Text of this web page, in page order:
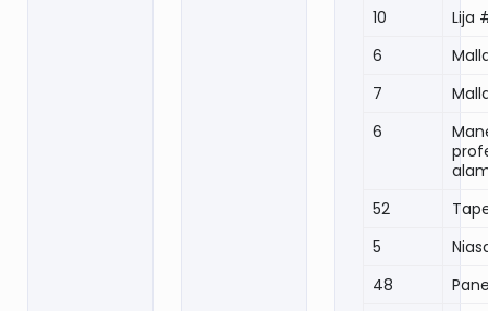
10
Lija
6
7
6
52
5
48